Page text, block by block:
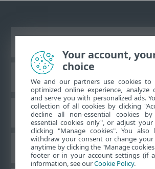
Base de conocimiento de
Foro de ESET
Soporte regional
Your account,
choice
We and our partners use cookies
optimized online experience, analyze
and serve you with personalized ads.
collection of all cookies by clicking
decline all non-essential cookies by
essential cookies only", or adjust
clicking "Manage cookies". You
withdraw your consent or change your
anytime by clicking the "Manage
footer or in your account settings (if
information, see ourCookie Policy.